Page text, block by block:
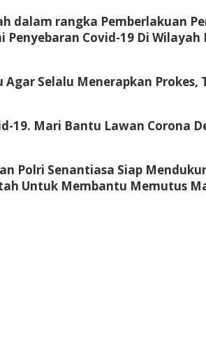
dalam rangka Pemberlakuan
Covid-19 Di Wilayah
Selalu Menerapkan Prokes,
19. Mari Bantu Lawan Corona
Polri Senantiasa Siap
Untuk Membantu Memutus